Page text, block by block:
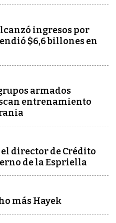
ingresos por
$6,6 billones en
armados
entrenamiento
el director de Crédito
de la Espriella
más Hayek